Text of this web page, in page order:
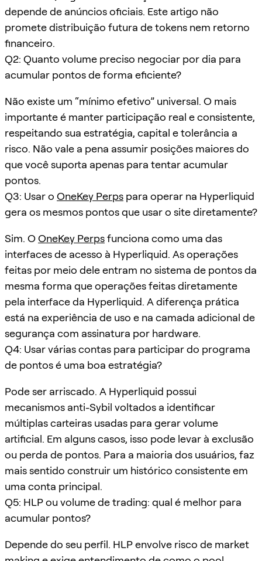
depende de anúncios oficiais. Este artigo não
promete distribuição futura de tokens nem retorno
financeiro.
Q2: Quanto volume preciso negociar por dia para
acumular pontos de forma eficiente?
Não existe um “mínimo efetivo” universal. O mais
importante é manter participação real e consistente,
respeitando sua estratégia, capital e tolerância a
risco. Não vale a pena assumir posições maiores do
que você suporta apenas para tentar acumular
pontos.
Q3: Usar o OneKey Perps para operar na Hyperliquid
gera os mesmos pontos que usar o site diretamente?
Sim. OOneKey Perpsfunciona como uma das
interfaces de acesso à Hyperliquid. As operações
feitas por meio dele entram no sistema de pontos da
mesma forma que operações feitas diretamente
pela interface da Hyperliquid. A diferença prática
está na experiência de uso e na camada adicional de
segurança com assinatura por hardware.
Q4: Usar várias contas para participar do programa
de pontos é uma boa estratégia?
Pode ser arriscado. A Hyperliquid possui
mecanismos anti-Sybil voltados a identificar
múltiplas carteiras usadas para gerar volume
artificial. Em alguns casos, isso pode levar à exclusão
ou perda de pontos. Para a maioria dos usuários, faz
mais sentido construir um histórico consistente em
uma conta principal.
Q5: HLP ou volume de trading: qual é melhor para
acumular pontos?
Depende do seu perfil. HLP envolve risco de market